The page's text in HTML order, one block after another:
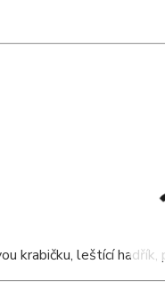
krabičku, leštící